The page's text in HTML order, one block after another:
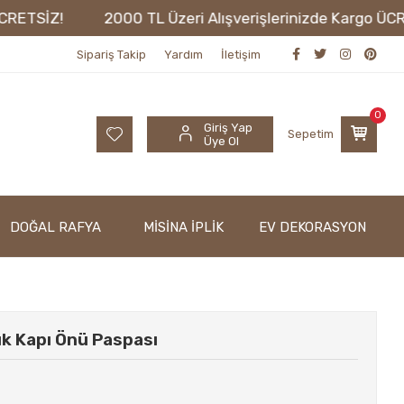
2000 TL Üzeri Alışverişlerinizde Kargo
Sipariş Takip Yardım İletişim
Giriş Yap
Üye Ol
Sepetim
0
DOĞAL RAFYA MİSİNA İPLİK EV DEKORASYON
Önü Paspası